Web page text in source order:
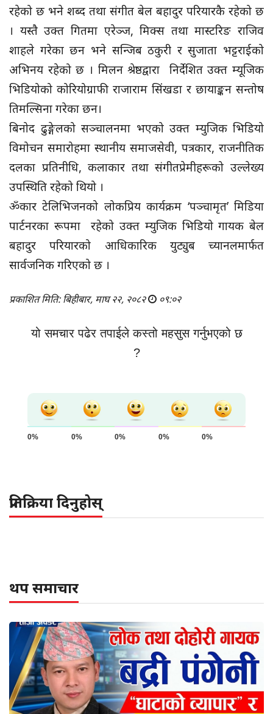
रहेको छ भने शब्द तथा संगीत बेल बहादुर परियारकै रहेको छ
। यस्तै उक्त गितमा एरेञ्ज, मिक्स तथा मास्टरिङ राजिव
शाहले गरेका छन भने सन्जिब ठकुरी र सुजाता भट्टराईको
अभिनय रहेको छ । मिलन श्रेष्ठद्वारा निर्देशित उक्त म्यूजिक
भिडियोको कोरियोग्राफी राजाराम सिंखडा र छायाङ्कन सन्तोष
तिमल्सिना गरेका छन।
बिनोद ढुङ्गेलको सञ्चालनमा भएको उक्त म्युजिक भिडियो
विमोचन समारोहमा स्थानीय समाजसेवी, पत्रकार, राजनीतिक
दलका प्रतिनीधि, कलाकार तथा संगीतप्रेमीहरूको उल्लेख्य
उपस्थिति रहेको थियो ।
ॐकार टेलिभिजनको लोकप्रिय कार्यक्रम ‘पञ्चामृत’ मिडिया
पार्टनरका रूपमा रहेको उक्त म्युजिक भिडियो गायक बेल
बहादुर परियारको आधिकारिक युट्युब च्यानलमार्फत
सार्वजनिक गरिएको छ ।
प्रकाशित मिति: बिहीबार, माघ २२, २०८२ ०९:०२
यो समचार पढेर तपाईले कस्तो महसुस गर्नुभएको छ
?
0% 0% 0% 0% 0%
प्रतिक्रिया दिनुहोस्
थप समाचार